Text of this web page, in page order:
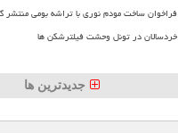
فراخوان ساخت مودم نوری با تراشه بومی منتشر
خردسالان در تونل وحشت فیلترشکن ها
جدیدترین ها